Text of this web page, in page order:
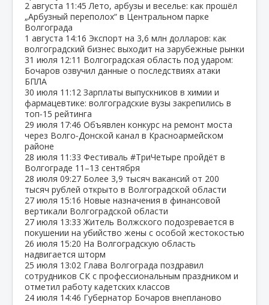
2 августа 11:45 Лето, арбузы и веселье: как прошёл
„Арбузный переполох“ в Центральном парке
Волгограда
1 августа 14:16 Экспорт на 3,6 млн долларов: как
волгоградский бизнес выходит на зарубежные рынки
31 июля 12:11 Волгоградская область под ударом:
Бочаров озвучил данные о последствиях атаки
БПЛА
30 июля 11:12 Зарплаты выпускников в химии и
фармацевтике: волгоградские вузы закрепились в
топ‑15 рейтинга
29 июля 17:46 Объявлен конкурс на ремонт моста
через Волго‑Донской канал в Красноармейском
районе
28 июля 11:33 Фестиваль #ТриЧетыре пройдёт в
Волгограде 11–13 сентября
28 июля 09:27 Более 3,9 тысяч вакансий от 200
тысяч рублей открыто в Волгоградской области
27 июля 15:16 Новые назначения в финансовой
вертикали Волгоградской области
27 июля 13:33 Житель Волжского подозревается в
покушении на убийство жены с особой жестокостью
26 июля 15:20 На Волгоградскую область
надвигается шторм
25 июля 13:02 Глава Волгограда поздравил
сотрудников СК с профессиональным праздником и
отметил работу кадетских классов
24 июля 14:46 Губернатор Бочаров внепланово